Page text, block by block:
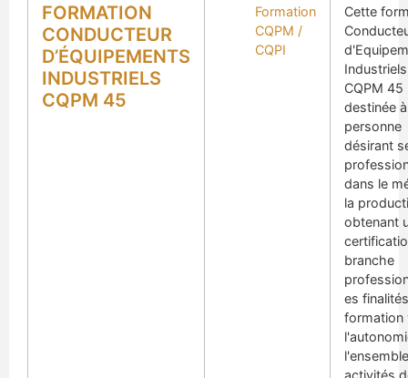
FORMATION
CONDUCTEUR
D’ÉQUIPEMENTS
INDUSTRIELS
CQPM 45
Formation
CQPM /
CQPI
Cette
Industriels
CQPM
destinée
personne
désirant
dans le
la
obtenant
branche
es
formation
activités